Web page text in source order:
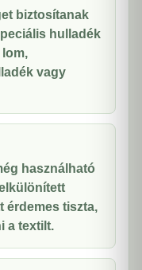
biztosítanak
hulladék
vagy
használható
érdemes tiszta,
a textilt.